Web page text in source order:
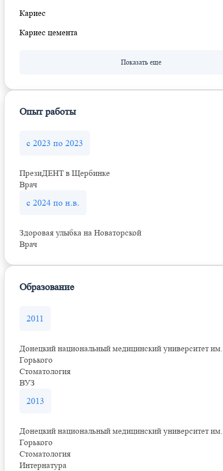
Кариес
Кариес цемента
Опыт работы
с 2023 по 2023
ПрезиДЕНТ в Щербинке
Врач
с 2024 по н.в.
Здоровая улыбка на Новаторской
Врач
Образование
2011
Донецкий национальный медицинский университет
Горького
Стоматология
ВУЗ
2013
Донецкий национальный медицинский университет
Горького
Стоматология
Интернатура